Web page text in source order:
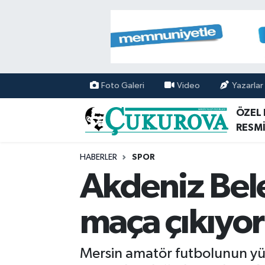
Foto Galeri Video Yazarlar
ÖZEL
HABERLER SPOR
Akdeniz
maça çıkıyor
Mersin amatör futbolunun
Mersin Nöbetçi Eczaneler
Mersin Hava Durumu
Mersin Namaz Vakitleri
Mersin Trafik Yoğunluk Haritası
Tüm Manşetler
Son Dakika Haberleri
Haber Arşivi